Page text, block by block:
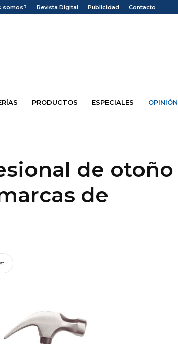
somos? Revista Digital Publicidad Contacto
PRODUCTOS ESPECIALES OPINIÓN
de otoño
de